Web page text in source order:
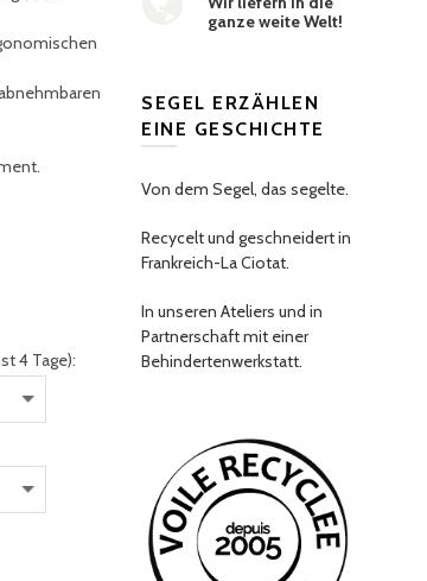
4 Tage):
ganze weite Welt!
SEGEL ERZÄHLEN
EINE GESCHICHTE
Von dem Segel, das segelte.
Recycelt und geschneidert in
Frankreich-La Ciotat.
In unseren Ateliers und in
Partnerschaft mit einer
Behindertenwerkstatt.